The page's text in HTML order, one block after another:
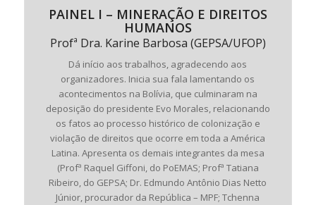
PAINEL I – MINERAÇÃO E DIREITOS
HUMANOS
Profª Dra. Karine Barbosa (GEPSA/UFOP)
Dá início aos trabalhos, agradecendo aos
organizadores. Inicia sua fala lamentando os
acontecimentos na Bolívia, que culminaram na
deposição do presidente Evo Morales, relacionando
os fatos ao processo histórico de colonização e
violação de direitos que ocorre em toda a América
Latina. Apresenta os demais integrantes da mesa
(Profª Raquel Giffoni, do PoEMAS; Profª Tatiana
Ribeiro, do GEPSA; Dr. Edmundo Antônio Dias Netto
Júnior, procurador da República – MPF; Tchenna